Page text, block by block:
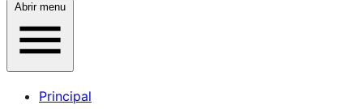
Abrir menu
Principal